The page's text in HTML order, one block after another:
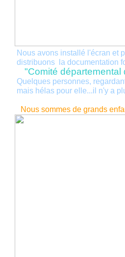
Nous avons installé l'écran et
distribuons la documentation
"Comité départemental
Quelques personnes,
mais hélas pour elle...il n'y a
Nous sommes de grands